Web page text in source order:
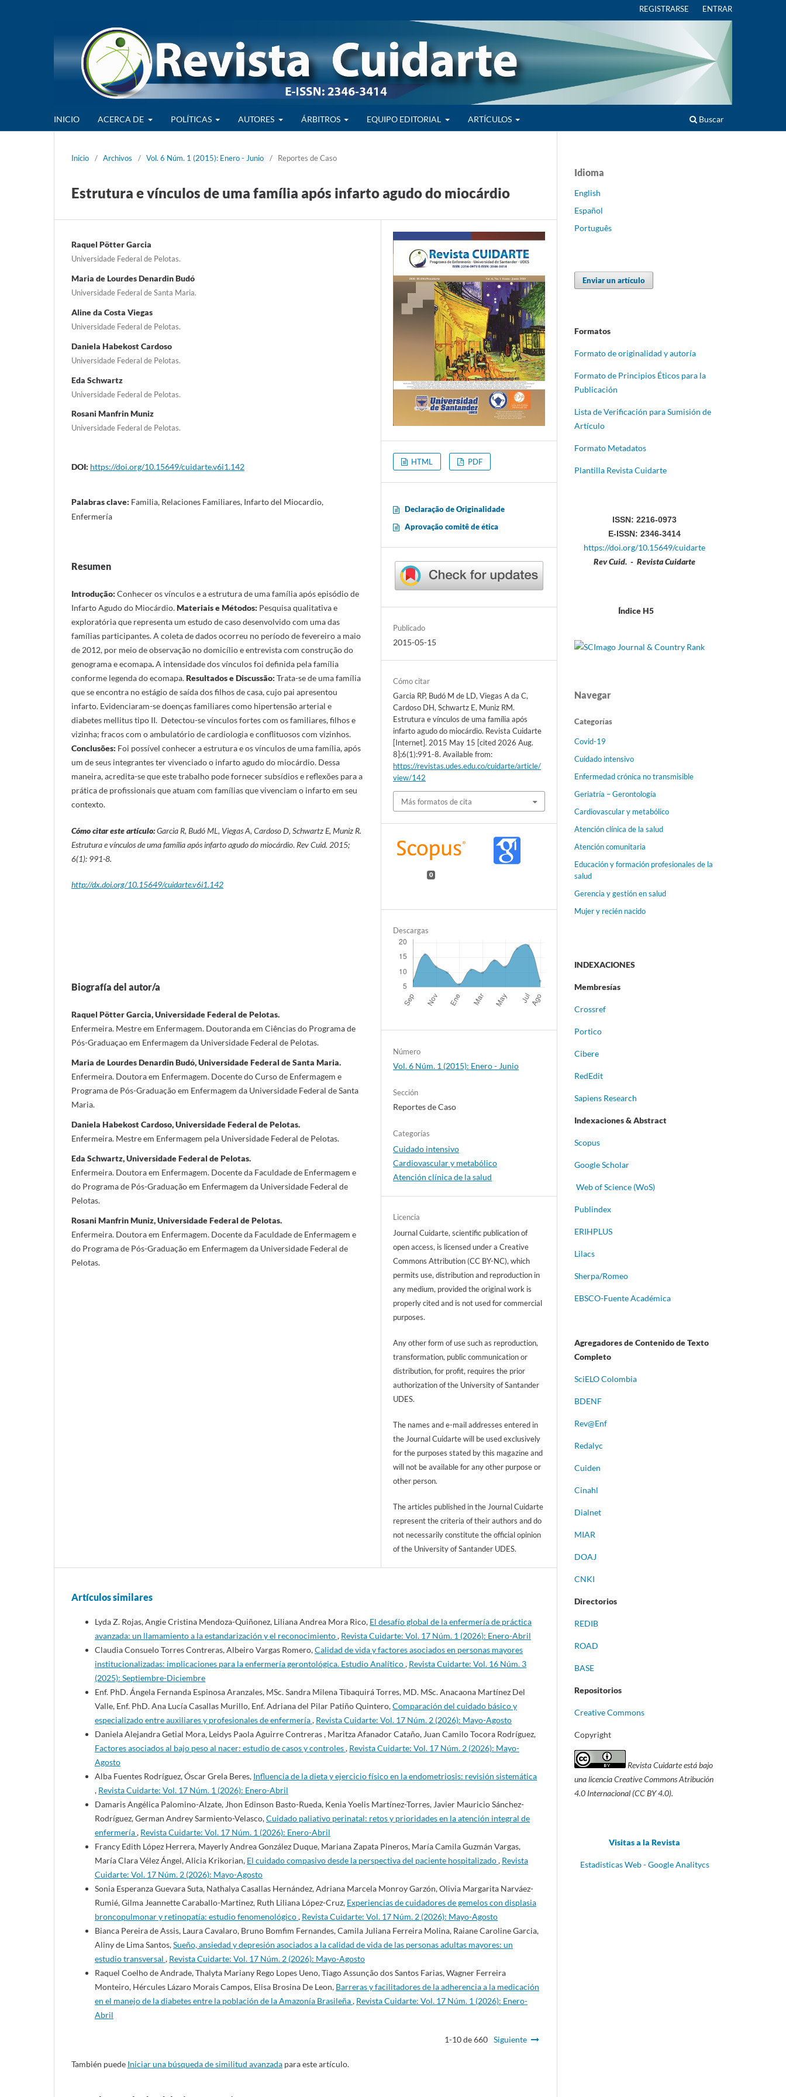
INICIO ACERCA DE POLÍTICAS AUTORES ÁRBITROS EQUIPO EDITORIAL ARTÍCULOS Buscar
REGISTRARSE ENTRAR
Inicio / Archivos / Vol. 6 Núm. 1 (2015): Enero - Junio / Reportes de Caso
Estrutura e vínculos de uma família após infarto agudo do miocárdio
Raquel Pötter Garcia
Universidade Federal de Pelotas.
Maria de Lourdes Denardin Budó
Universidade Federal de Santa Maria.
Aline da Costa Viegas
Universidade Federal de Pelotas.
Daniela Habekost Cardoso
Universidade Federal de Pelotas.
Eda Schwartz
Universidade Federal de Pelotas.
Rosani Manfrin Muniz
Universidade Federal de Pelotas.
DOI: https://doi.org/10.15649/cuidarte.v6i1.142
Palabras clave: Familia, Relaciones Familiares, Infarto del Miocardio,
Enfermería
Resumen
Introdução: Conhecer os vínculos e a estrutura de uma família após episódio de
Infarto Agudo do Miocárdio.Materiais e Métodos: Pesquisa qualitativa e
exploratória que representa um estudo de caso desenvolvido com uma das
famílias participantes. A coleta de dados ocorreu no período de fevereiro a maio
de 2012, por meio de observação no domicílio e entrevista com construção do
genograma e ecomapa.A intensidade dos vínculos foi definida pela família
conforme legenda do ecomapa.Resultados e Discussão: Trata-se de uma família
que se encontra no estágio de saída dos filhos de casa, cujo pai apresentou
infarto. Evidenciaram-se doenças familiares como hipertensão arterial e
diabetes mellitus tipo II. Detectou-se vínculos fortes com os familiares, filhos e
vizinha; fracos com o ambulatório de cardiologia e conflituosos com vizinhos.
Conclusões: Foi possível conhecer a estrutura e os vínculos de uma família, após
um de seus integrantes ter vivenciado o infarto agudo do miocárdio. Dessa
maneira, acredita-se que este trabalho pode fornecer subsídios e reflexões para a
prática de profissionais que atuam com famílias que vivenciam o infarto em seu
contexto.
Cómo citar este artículo:Garcia R, Budó ML, Viegas A, Cardoso D, Schwartz E, Muniz R.
Estrutura e vínculos de uma família após infarto agudo do miocárdio. Rev Cuid. 2015;
6(1): 991-8.
http://dx.doi.org/10.15649/cuidarte.v6i1.142
Biografía del autor/a
Raquel Pötter Garcia, Universidade Federal de Pelotas.
Enfermeira. Mestre em Enfermagem. Doutoranda em Ciências do Programa de
Pós-Graduaçao em Enfermagem da Universidade Federal de Pelotas.
Maria de Lourdes Denardin Budó, Universidade Federal de Santa Maria.
Enfermeira. Doutora em Enfermagem. Docente do Curso de Enfermagem e
Programa de Pós-Graduação em Enfermagem da Universidade Federal de Santa
Maria.
Daniela Habekost Cardoso, Universidade Federal de Pelotas.
Enfermeira. Mestre em Enfermagem pela Universidade Federal de Pelotas.
Eda Schwartz, Universidade Federal de Pelotas.
Enfermeira. Doutora em Enfermagem. Docente da Faculdade de Enfermagem e
do Programa de Pós-Graduação em Enfermagem da Universidade Federal de
Pelotas.
Rosani Manfrin Muniz, Universidade Federal de Pelotas.
Enfermeira. Doutora em Enfermagem. Docente da Faculdade de Enfermagem e
do Programa de Pós-Graduação em Enfermagem da Universidade Federal de
Pelotas.
HTML PDF
Declaração de Originalidade
Aprovação comitê de ética
Publicado
2015-05-15
Cómo citar
Garcia RP, Budó M de LD, Viegas A da C,
Cardoso DH, Schwartz E, Muniz RM.
Estrutura e vínculos de uma família após
infarto agudo do miocárdio. Revista Cuidarte
[Internet]. 2015 May 15 [cited 2026 Aug.
8];6(1):991-8. Available from:
https://revistas.udes.edu.co/cuidarte/article/
view/142
Más formatos de cita
0
Descargas
Número
Vol. 6 Núm. 1 (2015): Enero - Junio
Sección
Reportes de Caso
Categorías
Cuidado intensivo
Cardiovascular y metabólico
Atención clínica de la salud
Licencia
Journal Cuidarte, scientific publication of
open access, is licensed under a Creative
Commons Attribution (CC BY-NC), which
permits use, distribution and reproduction in
any medium, provided the original work is
properly cited and is not used for commercial
purposes.
Any other form of use such as reproduction,
transformation, public communication or
distribution, for profit, requires the prior
authorization of the University of Santander
UDES.
The names and e-mail addresses entered in
the Journal Cuidarte will be used exclusively
for the purposes stated by this magazine and
will not be available for any other purpose or
other person.
The articles published in the Journal Cuidarte
represent the criteria of their authors and do
not necessarily constitute the official opinion
of the University of Santander UDES.
Artículos similares
Lyda Z. Rojas, Angie Cristina Mendoza-Quiñonez, Liliana Andrea Mora Rico, El desafío global de la enfermería de práctica
avanzada: un llamamiento a la estandarización y el reconocimiento, Revista Cuidarte: Vol. 17 Núm. 1 (2026): Enero-Abril
Claudia Consuelo Torres Contreras, Albeiro Vargas Romero,Calidad de vida y factores asociados en personas mayores
institucionalizadas: implicaciones para la enfermería gerontológica. Estudio Analítico, Revista Cuidarte: Vol. 16 Núm. 3
(2025): Septiembre-Diciembre
Enf. PhD. Ángela Fernanda Espinosa Aranzales, MSc. Sandra Milena Tibaquirá Torres, MD. MSc. Anacaona Martínez Del
Valle, Enf. PhD. Ana Lucía Casallas Murillo, Enf. Adriana del Pilar Patiño Quintero,Comparación del cuidado básico y
especializado entre auxiliares y profesionales de enfermería, Revista Cuidarte: Vol. 17 Núm. 2 (2026): Mayo-Agosto
Daniela Alejandra Getial Mora, Leidys Paola Aguirre Contreras , Maritza Afanador Cataño, Juan Camilo Tocora Rodríguez,
Factores asociados al bajo peso al nacer: estudio de casos y controles, Revista Cuidarte: Vol. 17 Núm. 2 (2026): Mayo-
Agosto
Alba Fuentes Rodríguez, Óscar Grela Beres, Influencia de la dieta y ejercicio físico en la endometriosis: revisión sistemática
, Revista Cuidarte: Vol. 17 Núm. 1 (2026): Enero-Abril
Damaris Angélica Palomino-Alzate, Jhon Edinson Basto-Rueda, Kenia Yoelis Martínez-Torres, Javier Mauricio Sánchez-
Rodríguez, German Andrey Sarmiento-Velasco,Cuidado paliativo perinatal: retos y prioridades en la atención integral de
enfermería, Revista Cuidarte: Vol. 17 Núm. 1 (2026): Enero-Abril
Francy Edith López Herrera, Mayerly Andrea González Duque, Mariana Zapata Pineros, María Camila Guzmán Vargas,
María Clara Vélez Ángel, Alicia Krikorian, El cuidado compasivo desde la perspectiva del paciente hospitalizado, Revista
Cuidarte: Vol. 17 Núm. 2 (2026): Mayo-Agosto
Sonia Esperanza Guevara Suta, Nathalya Casallas Hernández, Adriana Marcela Monroy Garzón, Olivia Margarita Narváez-
Rumié, Gilma Jeannette Caraballo-Martinez, Ruth Liliana López-Cruz, Experiencias de cuidadores de gemelos con displasia
broncopulmonar y retinopatía: estudio fenomenológico, Revista Cuidarte: Vol. 17 Núm. 2 (2026): Mayo-Agosto
Bianca Pereira de Assis, Laura Cavalaro, Bruno Bomfim Fernandes, Camila Juliana Ferreira Molina, Raiane Caroline Garcia,
Aliny de Lima Santos,Sueño, ansiedad y depresión asociados a la calidad de vida de las personas adultas mayores: un
estudio transversal , Revista Cuidarte: Vol. 17 Núm. 2 (2026): Mayo-Agosto
Raquel Coelho de Andrade, Thalyta Mariany Rego Lopes Ueno, Tiago Assunção dos Santos Farias, Wagner Ferreira
Monteiro, Hércules Lázaro Morais Campos, Elisa Brosina De Leon, Barreras y facilitadores de la adherencia a la medicación
en el manejo de la diabetes entre la población de la Amazonía Brasileña, Revista Cuidarte: Vol. 17 Núm. 1 (2026): Enero-
Abril
1-10 de 660 Siguiente
También puede Iniciar una búsqueda de similitud avanzada para este artículo.
Idioma
English
Español
Português
Enviar un artículo
Formatos
Formato de originalidad y autoría
Formato de Principios Éticos para la
Publicación
Lista de Verificación para Sumisión de
Artículo
Formato Metadatos
Plantilla Revista Cuidarte
ISSN: 2216-0973
E-ISSN: 2346-3414
https://doi.org/10.15649/cuidarte
Rev Cuid. - Revista Cuidarte
Índice H5
Navegar
Categorías
Covid-19
Cuidado intensivo
Enfermedad crónica no transmisible
Geriatría – Gerontología
Cardiovascular y metabólico
Atención clínica de la salud
Atención comunitaria
Educación y formación profesionales de la
salud
Gerencia y gestión en salud
Mujer y recién nacido
INDEXACIONES
Membresías
Crossref
Portico
Cibere
RedEdit
Sapiens Research
Indexaciones & Abstract
Scopus
Google Scholar
Web of Science (WoS)
Publindex
ERIHPLUS
Lilacs
Sherpa/Romeo
EBSCO-Fuente Académica
Agregadores de Contenido de Texto
Completo
SciELO Colombia
BDENF
Rev@Enf
Redalyc
Cuiden
Cinahl
Dialnet
MIAR
DOAJ
CNKI
Directorios
REDIB
ROAD
BASE
Repositorios
Creative Commons
Copyright
Revista Cuidarte está bajo
una licencia Creative Commons Atribución
4.0 Internacional (CC BY 4.0).
Visitas a la Revista
Estadisticas Web - Google Analitycs